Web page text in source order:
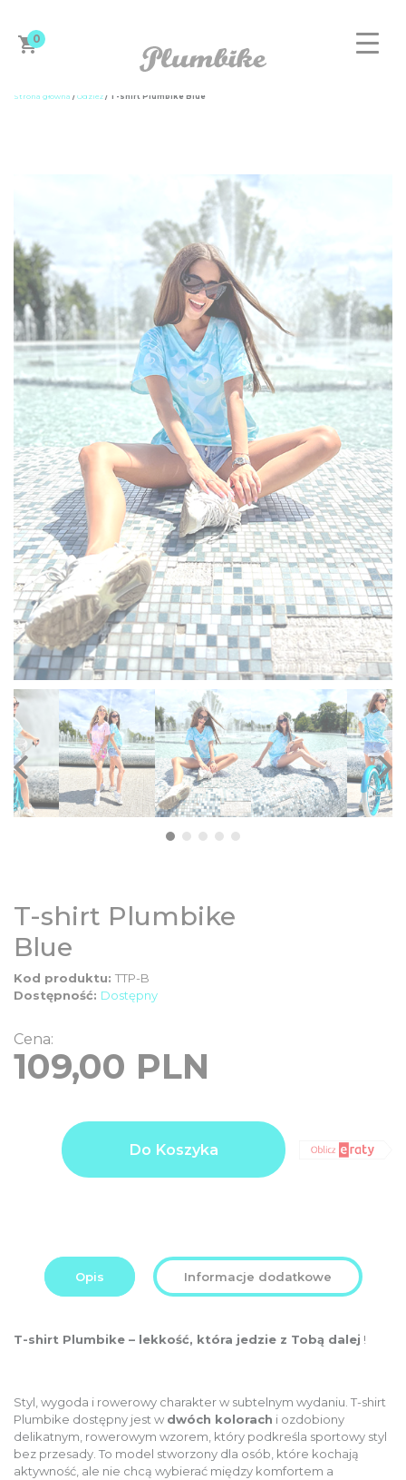
0
ZAPROJEKTUJ ROWER
DAMSKIE
MĘSKIE
DZIECIĘCE
SALE
NOWOŚCI
ODZIEŻ
AKCESORIA
KONTAKT
INFO
Strona główna / Odzież / T-shirt Plumbike Blue
T-shirt Plumbike
Blue
Kod produktu: TTP-B
Cena:
109,00 PLN
Dostępność: Dostępny
Product
price
total:
PLN
Do Koszyka
Opis Informacje dodatkowe
T-shirt Plumbike – lekkość, która jedzie z Tobą dalej !
Styl, wygoda i rowerowy charakter w subtelnym wydaniu. T-shirt
Plumbike dostępny jest w dwóch kolorach i ozdobiony
delikatnym, rowerowym wzorem, który podkreśla sportowy styl
bez przesady. To model stworzony dla osób, które kochają
aktywność, ale nie chcą wybierać między komfortem a